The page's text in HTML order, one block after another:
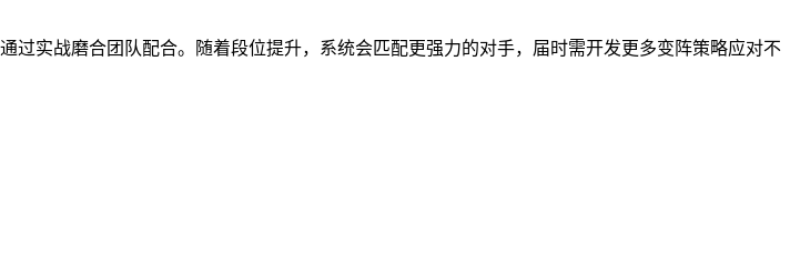
实战磨合团队配合。随着段位提升，系统会匹配更强力的对手，届时需开发更多变阵策略应对不